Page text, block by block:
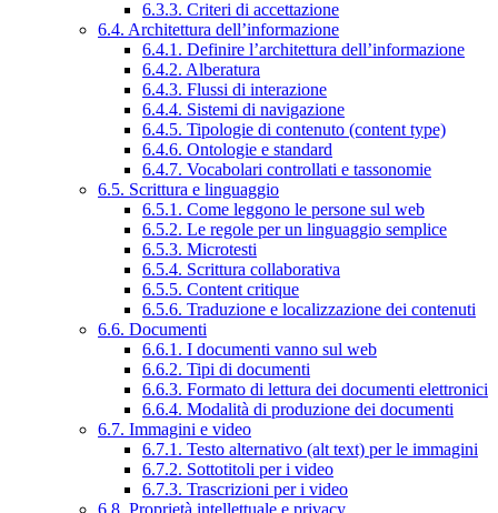
6.3.3. Criteri di accettazione
6.4. Architettura dell’informazione
6.4.1. Definire l’architettura dell’informazione
6.4.2. Alberatura
6.4.3. Flussi di interazione
6.4.4. Sistemi di navigazione
6.4.5. Tipologie di contenuto (content type)
6.4.6. Ontologie e standard
6.4.7. Vocabolari controllati e tassonomie
6.5. Scrittura e linguaggio
6.5.1. Come leggono le persone sul web
6.5.2. Le regole per un linguaggio semplice
6.5.3. Microtesti
6.5.4. Scrittura collaborativa
6.5.5. Content critique
6.5.6. Traduzione e localizzazione dei contenuti
6.6. Documenti
6.6.1. I documenti vanno sul web
6.6.2. Tipi di documenti
6.6.3. Formato di lettura dei documenti elettronici
6.6.4. Modalità di produzione dei documenti
6.7. Immagini e video
6.7.1. Testo alternativo (alt text) per le immagini
6.7.2. Sottotitoli per i video
6.7.3. Trascrizioni per i video
6.8. Proprietà intellettuale e privacy